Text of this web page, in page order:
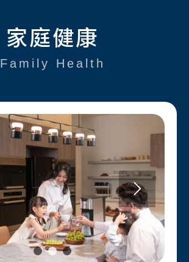
家庭健康
Family Health
1 2 3